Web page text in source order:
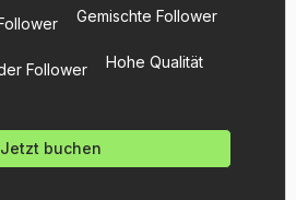
Gemischte Follower
Hohe Qualität
Jetzt buchen